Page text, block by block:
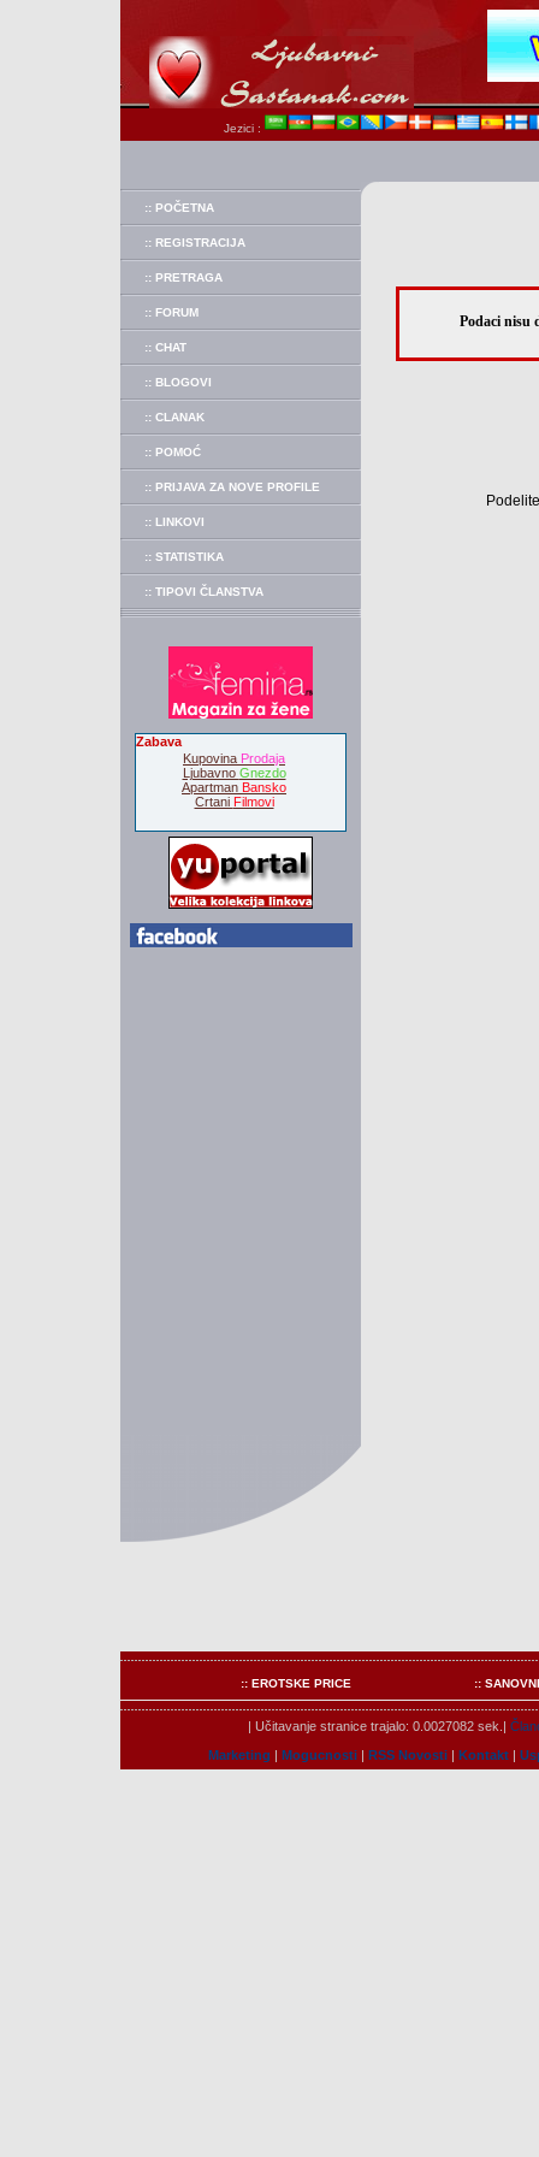
Jezici :
:: POČETNA
:: REGISTRACIJA
:: PRETRAGA
:: FORUM
:: CHAT
:: BLOGOVI
:: CLANAK
:: POMOĆ
:: PRIJAVA ZA NOVE PROFILE
:: LINKOVI
:: STATISTIKA
:: TIPOVI ČLANSTVA
Zabava
Kupovina Prodaja
Ljubavno Gnezdo
Apartman Bansko
Crtani Filmovi
Podaci nisu
:: EROTSKE PRICE ::
| Učitavanje stranice trajalo: 0.0027082 sek.|
Marketing | Mogucnosti| RSS Novosti| Kontakt|